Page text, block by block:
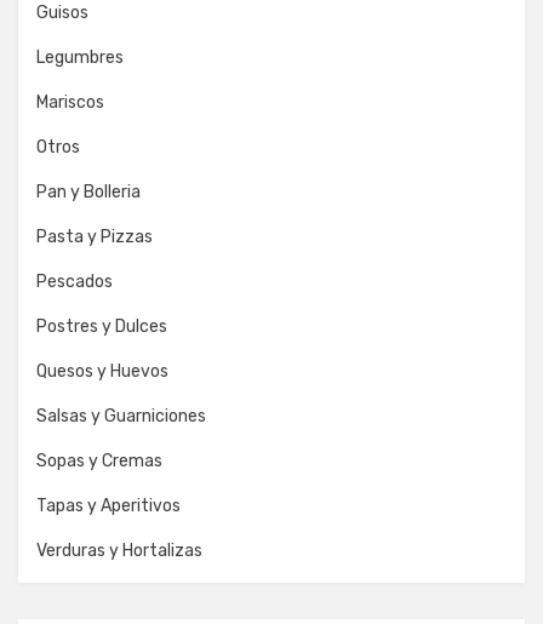
Guisos
Legumbres
Mariscos
Otros
Pan y Bolleria
Pasta y Pizzas
Pescados
Postres y Dulces
Quesos y Huevos
Salsas y Guarniciones
Sopas y Cremas
Tapas y Aperitivos
Verduras y Hortalizas